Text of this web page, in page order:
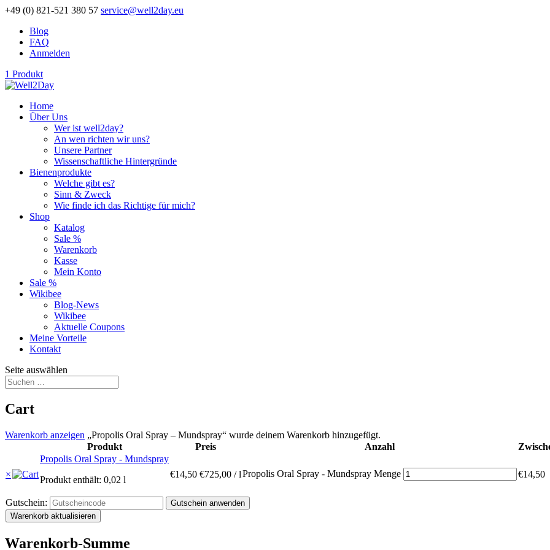
+49 (0) 821-521 380 57 service@well2day.eu
Blog
FAQ
Anmelden
1 Produkt
Home
Über Uns
Wer ist well2day?
An wen richten wir uns?
Unsere Partner
Wissenschaftliche Hintergründe
Bienenprodukte
Welche gibt es?
Sinn & Zweck
Wie finde ich das Richtige für mich?
Shop
Katalog
Sale %
Warenkorb
Kasse
Mein Konto
Sale %
Wikibee
Blog-News
Wikibee
Aktuelle Coupons
Meine Vorteile
Kontakt
Seite auswählen
Cart
Warenkorb anzeigen „Propolis Oral Spray – Mundspray“ wurde deinem Warenkorb hinzugefügt.
Produkt
Preis Anzahl
×
Propolis Oral Spray - Mundspray
Produkt enthält: 0,02 l
€14,50 €725,00 /lPropolis Oral Spray - Mundspray Menge €14,50
Gutschein:
Gutschein anwenden
Warenkorb aktualisieren
Warenkorb-Summe